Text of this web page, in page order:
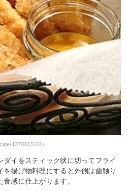
1370015161/
イをスティック状に切ってフライ
揚げ物料理にすると外側は歯触り
感に仕上がります。